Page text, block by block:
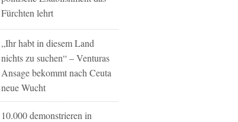
Fürchten lehrt
„Ihr habt in diesem Land
nichts zu suchen“ – Venturas
Ansage bekommt nach Ceuta
neue Wucht
10.000 demonstrieren in